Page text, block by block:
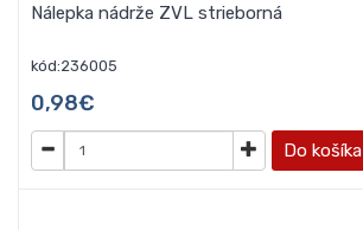
Nálepka nádrže ZVL strieborná
kód:236005
0,98€
Do košíka